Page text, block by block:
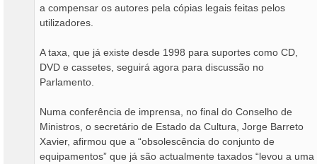
a compensar os autores pela cópias legais feitas pelos
utilizadores.
A taxa, que já existe desde 1998 para suportes como CD,
DVD e cassetes, seguirá agora para discussão no
Parlamento.
Numa conferência de imprensa, no final do Conselho de
Ministros, o secretário de Estado da Cultura, Jorge Barreto
Xavier, afirmou que a “obsolescência do conjunto de
equipamentos” que já são actualmente taxados “levou a uma